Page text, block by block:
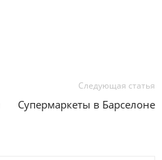
Следующая статья
Супермаркеты в Барселоне